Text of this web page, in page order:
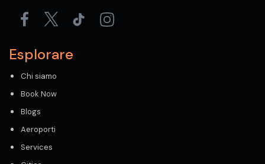
Esplorare
Chi siamo
Book Now
Blogs
Aeroporti
Services